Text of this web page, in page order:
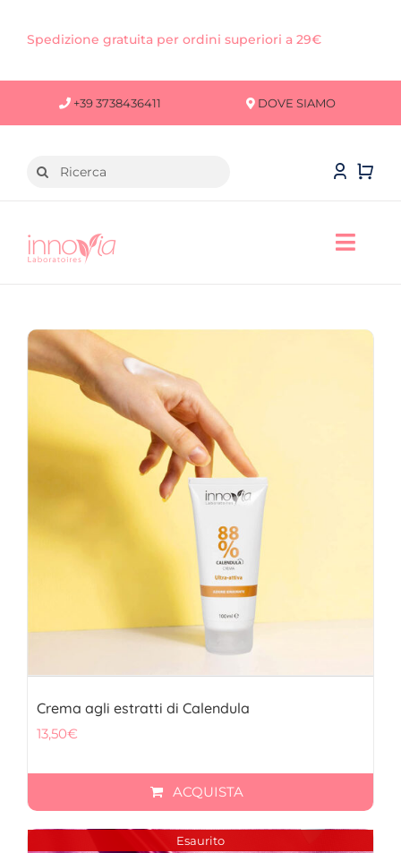
Spedizione gratuita per ordini superiori a 29€
+39 3738436411 DOVE SIAMO
Cerca
CORPO
CAPELLI
FITOTERAPICI
Crema agli estratti di Calendula
13,50€
ACQUISTA
Esaurito